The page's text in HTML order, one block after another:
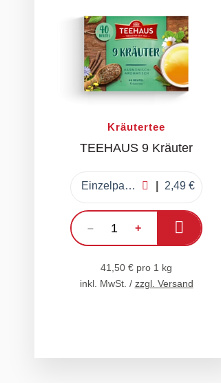
Kräutertee
TEEHAUS 9 Kräuter
Einzelpackung 2,49 €
– +
In den
41,50 € pro 1 kg
inkl. MwSt. / zzgl. Versand